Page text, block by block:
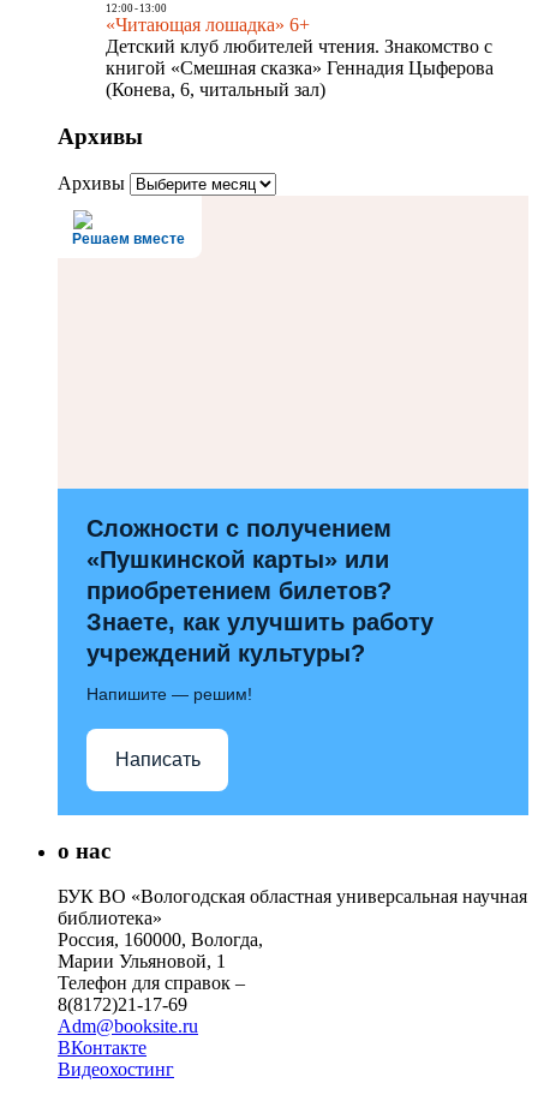
12:00- 13:00
«Читающая лошадка» 6+
Детский клуб любителей чтения. Знакомство с
книгой «Смешная сказка» Геннадия Цыферова
(Конева, 6, читальный зал)
Архивы
Архивы
Решаем вместе
Сложности с получением
«Пушкинской карты» или
приобретением билетов?
Знаете, как улучшить работу
учреждений культуры?
Напишите — решим!
Написать
о нас
БУК ВО «Вологодская областная универсальная научная
библиотека»
Россия, 160000, Вологда,
Марии Ульяновой, 1
Телефон для справок –
8(8172)21-17-69
Adm@booksite.ru
ВКонтакте
Видеохостинг